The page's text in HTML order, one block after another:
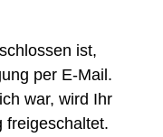
ist,
per E-Mail.
war, wird Ihr
freigeschaltet.